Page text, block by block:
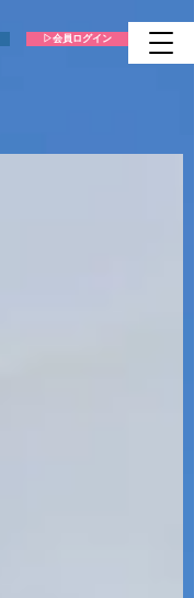
▷会員ログイン